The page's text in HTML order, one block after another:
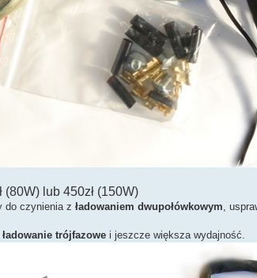
(80W) lub 450zł (150W)
do czynienia z ładowaniem dwupołówkowym ,
ładowanie trójfazowe i jeszcze większa wydajność.